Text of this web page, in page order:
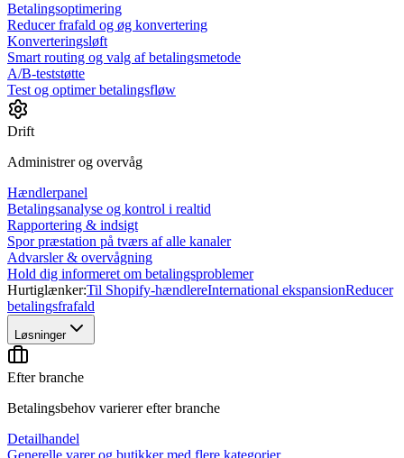
Betalingsoptimering
Reducer frafald og øg konvertering
Konverteringsløft
Smart routing og valg af betalingsmetode
A/B-teststøtte
Test og optimer betalingsfløw
Drift
Administrer og overvåg
Hændlerpanel
Betalingsanalyse og kontrol i realtid
Rapportering & indsigt
Spor præstation på tværs af alle kanaler
Advarsler & overvågning
Hold dig informeret om betalingsproblemer
Hurtiglænker:Til Shopify-hændlereInternational ekspansionReducer
betalingsfrafald
Løsninger
Efter branche
Betalingsbehov varierer efter branche
Detailhandel
Generelle varer og butikker med flere kategorier